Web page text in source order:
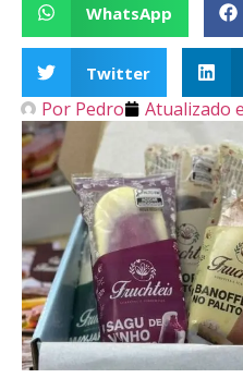
WhatsApp
Twitter
Por Pedro Atualizado